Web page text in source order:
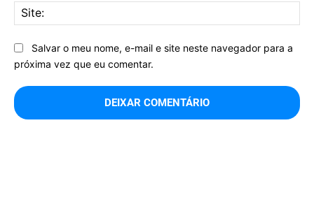
Salvar o meu nome, e-mail e site neste navegador para a
próxima vez que eu comentar.